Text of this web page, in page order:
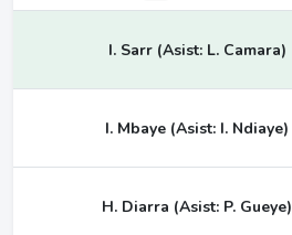
I. Sarr (Asist: L. Camara)
I. Mbaye (Asist: I. Ndiaye)
H. Diarra (Asist: P. Gueye)